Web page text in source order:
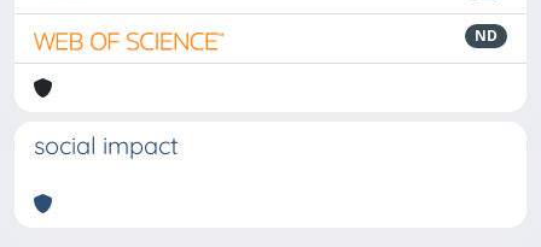
ND
social impact